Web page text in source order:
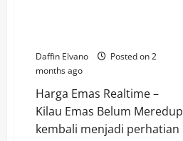
Daffin Elvano
Posted on 2
months ago
Harga Emas Realtime –
Kilau Emas Belum Meredup
kembali menjadi perhatian